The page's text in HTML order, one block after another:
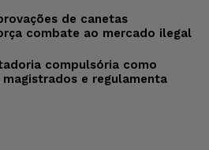
de canetas
combate ao mercado ilegal
compulsória como
e regulamenta